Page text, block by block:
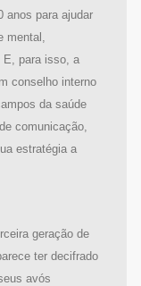
anos para ajudar
mental,
E, para isso, a
conselho interno
da saúde
comunicação,
estratégia a
geração de
ter decifrado
avós